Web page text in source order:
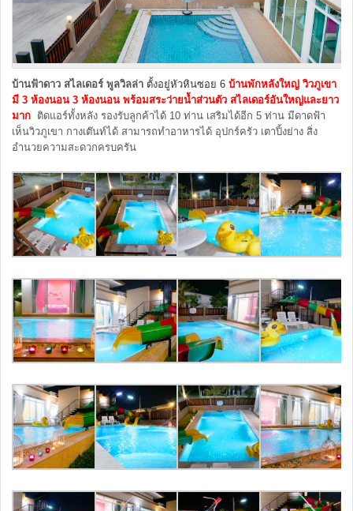
บ้านฟ้าดาว สไลเดอร์ พูลวิลล่า ตั้งอยู่หัวหินซอย 6 บ้านพักหลังใหญ่ วิวภูเขา
มี 3 ห้องนอน 3 ห้องนอน พร้อมสระว่ายน้ำส่วนตัว สไลเดอร์อันใหญ่และยาว
มาก ติดแอร์ทั้งหลัง รองรับลูกค้าได้ 10 ท่าน เสริมได้อีก 5 ท่าน มีดาดฟ้า
เห็นวิวภูเขา กางเต๊นท์ได้ สามารถทำอาหารได้ อุปกร์ครัว เตาปิ้งย่าง สิ่ง
อำนวยความสะดวกครบครัน